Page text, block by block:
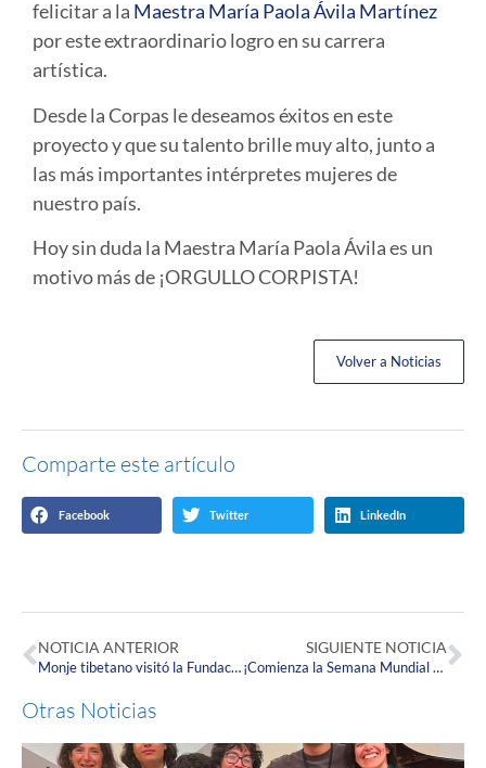
felicitar a la Maestra María Paola Ávila Martínez
por este extraordinario logro en su carrera
artística.
Desde la Corpas le deseamos éxitos en este
proyecto y que su talento brille muy alto, junto a
las más importantes intérpretes mujeres de
nuestro país.
Hoy sin duda la Maestra María Paola Ávila es un
motivo más de ¡ORGULLO CORPISTA!
Volver a Noticias
Comparte este artículo
Facebook Twitter LinkedIn
NOTICIA ANTERIOR
Monje tibetano visitó la Fundación Universitaria Juan N. Corpas
SIGUIENTE NOTICIA
¡Comienza la Semana Mundial de la Lactancia Materna!
Otras Noticias